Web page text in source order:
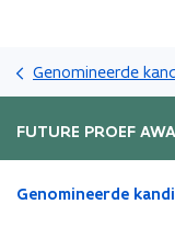
Genomineerde
FUTURE PROEF
Gedaan
Genomineerde